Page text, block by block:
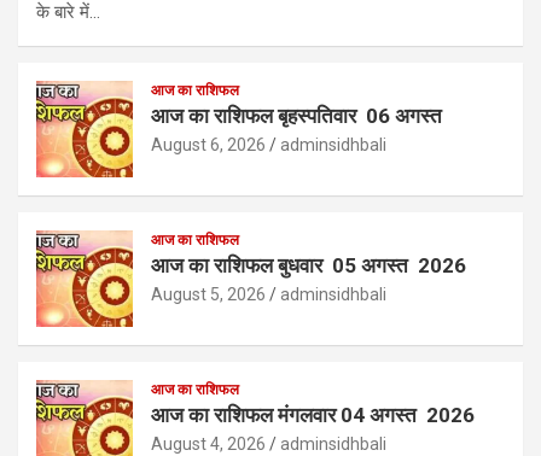
के बारे में…
आज का राशिफल
आज का राशिफल बृहस्पतिवार 06 अगस्त
August 6, 2026 adminsidhbali
आज का राशिफल
आज का राशिफल बुधवार 05 अगस्त 2026
August 5, 2026 adminsidhbali
आज का राशिफल
आज का राशिफल मंगलवार 04 अगस्त 2026
August 4, 2026 adminsidhbali